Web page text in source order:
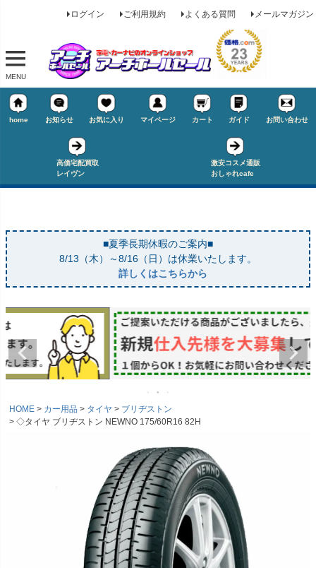
ログイン ご利用規約 よくある質問 メールマガジン
MENU
home お知らせ お気に入り マイページ カート ガイド お問い合わせ
高価宅配買取
レイヴン
激安コスメ通販
おしゃれcafe
■夏季長期休暇のご案内■
8/13（木）～8/16（日）は休業いたします。
詳しくはこちらから
HOME カー用品 タイヤ
ブリヂストン
◇タイヤ ブリヂストン NEWNO 175/60R16 82H